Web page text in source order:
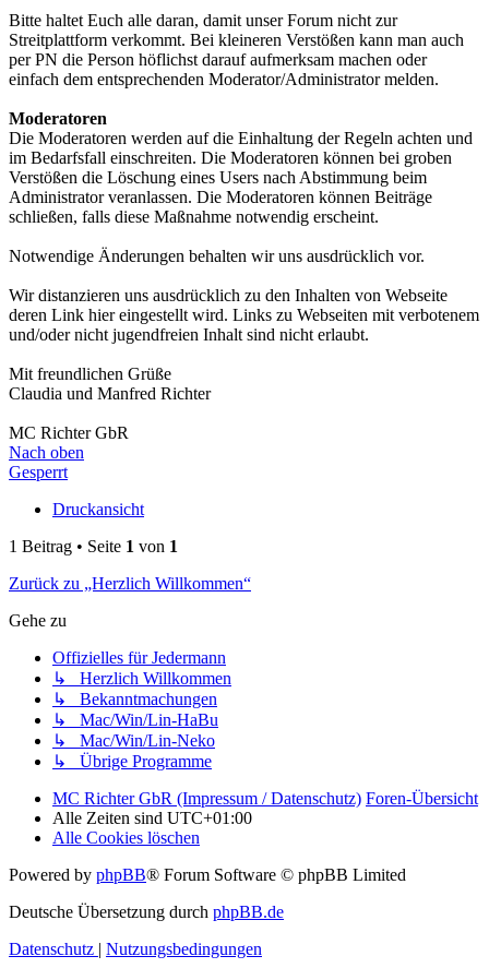
Bitte haltet Euch alle daran, damit unser Forum nicht zur
Streitplattform verkommt. Bei kleineren Verstößen kann man auch
per PN die Person höflichst darauf aufmerksam machen oder
einfach dem entsprechenden Moderator/Administrator melden.
Moderatoren
Die Moderatoren werden auf die Einhaltung der Regeln achten und
im Bedarfsfall einschreiten. Die Moderatoren können bei groben
Verstößen die Löschung eines Users nach Abstimmung beim
Administrator veranlassen. Die Moderatoren können Beiträge
schließen, falls diese Maßnahme notwendig erscheint.
Notwendige Änderungen behalten wir uns ausdrücklich vor.
Wir distanzieren uns ausdrücklich zu den Inhalten von Webseite
deren Link hier eingestellt wird. Links zu Webseiten mit verbotenem
und/oder nicht jugendfreien Inhalt sind nicht erlaubt.
Mit freundlichen Grüße
Claudia und Manfred Richter
MC Richter GbR
Nach oben
Gesperrt
Druckansicht
1 Beitrag • Seite 1 von 1
Zurück zu „Herzlich Willkommen“
Gehe zu
Offizielles für Jedermann
↳ Herzlich Willkommen
↳ Bekanntmachungen
↳ Mac/Win/Lin-HaBu
↳ Mac/Win/Lin-Neko
↳ Übrige Programme
MC Richter GbR (Impressum / Datenschutz) Foren-Übersicht
Alle Zeiten sind UTC+01:00
Alle Cookies löschen
Powered by phpBB® Forum Software © phpBB Limited
Deutsche Übersetzung durch phpBB.de
Datenschutz | Nutzungsbedingungen